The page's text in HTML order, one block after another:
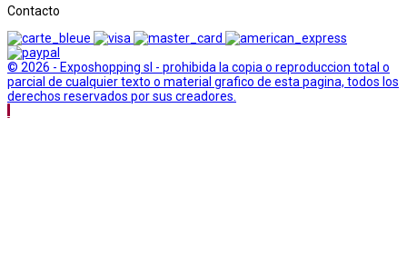
Contacto
© 2026 - Exposhopping sl - prohibida la copia o reproduccion total o
parcial de cualquier texto o material grafico de esta pagina, todos los
derechos reservados por sus creadores.